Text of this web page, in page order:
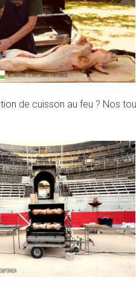
de cuisson au feu ? Nos